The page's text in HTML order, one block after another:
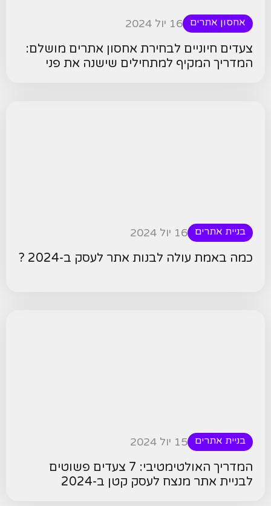
אחסון אתרים 16 יול 2024
צעדים חיוניים לבחירת אחסון אתרים מושלם:
המדריך המקיף למתחילים שישנה את פני
בניית אתרים 16 יול 2024
כמה באמת עולה לבנות אתר לעסק ב-2024 ?
בניית אתרים 15 יול 2024
המדריך האולטימטיבי: 7 צעדים פשוטים
לבניית אתר מנצח לעסק קטן ב-2024